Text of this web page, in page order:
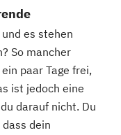
es stehen
So mancher
ein paar Tage frei,
ist jedoch eine
darauf nicht. Du
dein